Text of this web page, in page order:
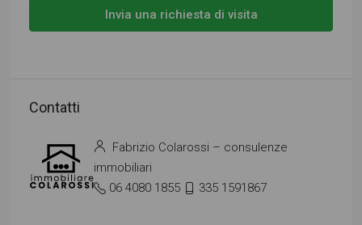
Invia una richiesta di visita
Contatti
Fabrizio Colarossi – consulenze
immobiliari
06 4080 1855
335 1591867